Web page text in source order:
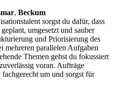
, Beckum
sorgst du dafür, dass
umgesetzt und sauber
und Priorisierung des
mehreren parallelen Aufgaben
Themen gehst du fokussiert
voran. Aufträge
fachgerecht um und sorgst für